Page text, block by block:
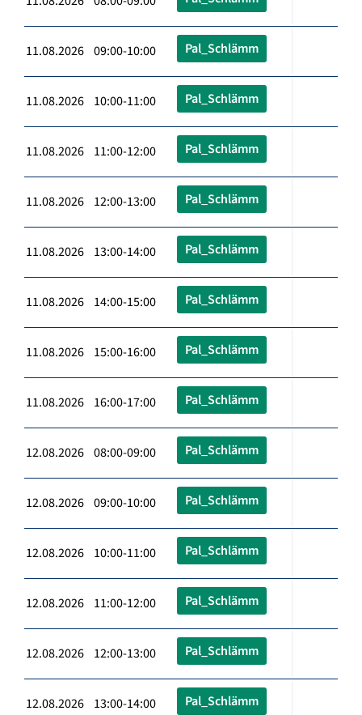
11.08.2026 09:00-10:00 Pal_Schlämm
11.08.2026 10:00-11:00 Pal_Schlämm
11.08.2026 11:00-12:00 Pal_Schlämm
11.08.2026 12:00-13:00 Pal_Schlämm
11.08.2026 13:00-14:00 Pal_Schlämm
11.08.2026 14:00-15:00 Pal_Schlämm
11.08.2026 15:00-16:00 Pal_Schlämm
11.08.2026 16:00-17:00 Pal_Schlämm
12.08.2026 08:00-09:00 Pal_Schlämm
12.08.2026 09:00-10:00 Pal_Schlämm
12.08.2026 10:00-11:00 Pal_Schlämm
12.08.2026 11:00-12:00 Pal_Schlämm
12.08.2026 12:00-13:00 Pal_Schlämm
12.08.2026 13:00-14:00 Pal_Schlämm